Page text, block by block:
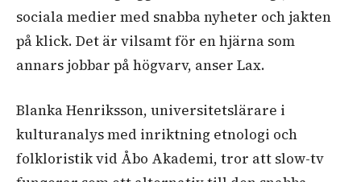
sociala medier med snabba nyheter och jakten
på klick. Det är vilsamt för en hjärna som
annars jobbar på högvarv, anser Lax.
Blanka Henriksson, universitetslärare i
kulturanalys med inriktning etnologi och
folkloristik vid Åbo Akademi, tror att slow-tv